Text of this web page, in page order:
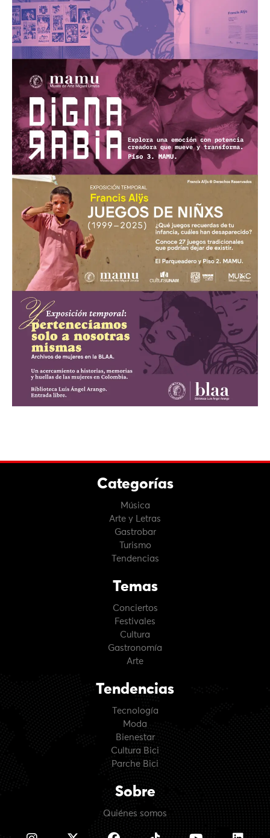
Categorías
Música
Arte y Letras
Gastrobar
Turismo
Tendencias
Temas
Conciertos
Festivales
Cultura
Gastronomía
Arte
Tendencias
Tecnología
Moda
Bienestar
Cultura Bici
Parche Bici
Sobre
Quiénes somos